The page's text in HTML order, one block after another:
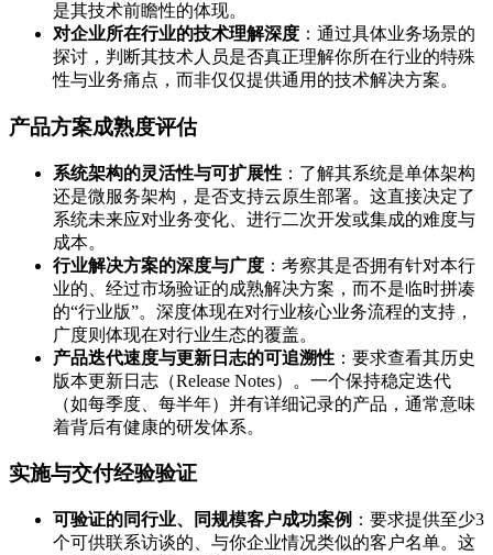
是其技术前瞻性的体现。
对企业所在行业的技术理解深度 ：通过具体业务场景的
探讨，判断其技术人员是否真正理解你所在行业的特殊
性与业务痛点，而非仅仅提供通用的技术解决方案。
产品方案成熟度评估
系统架构的灵活性与可扩展性 ：了解其系统是单体架构
还是微服务架构，是否支持云原生部署。这直接决定了
系统未来应对业务变化、进行二次开发或集成的难度与
成本。
行业解决方案的深度与广度 ：考察其是否拥有针对本行
业的、经过市场验证的成熟解决方案，而不是临时拼凑
的“行业版”。深度体现在对行业核心业务流程的支持，
广度则体现在对行业生态的覆盖。
产品迭代速度与更新日志的可追溯性 ：要求查看其历史
版本更新日志（Release Notes）。一个保持稳定迭代
（如每季度、每半年）并有详细记录的产品，通常意味
着背后有健康的研发体系。
实施与交付经验验证
可验证的同行业、同规模客户成功案例 ：要求提供至少3
个可供联系访谈的、与你企业情况类似的客户名单。这